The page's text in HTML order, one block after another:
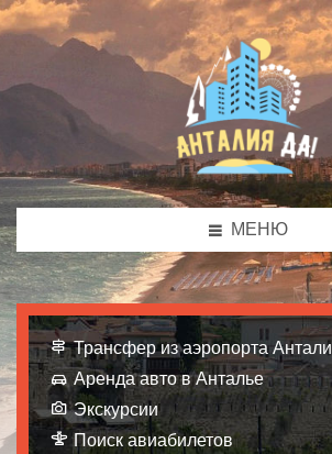
МЕНЮ
Трансфер из аэропорта
Аренда авто в Анталье
Экскурсии
Поиск авиабилетов